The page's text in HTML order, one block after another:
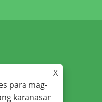
X
para mag-
karanasan